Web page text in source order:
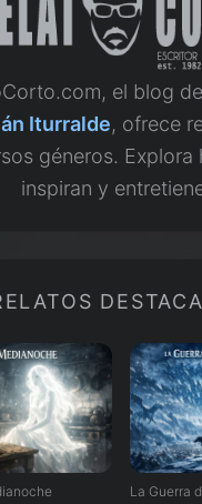
el blog
Iturralde, ofrece
géneros. Explora
inspiran y
La Guerra